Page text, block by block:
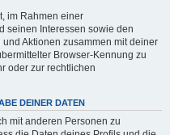
im Rahmen einer
seinen Interessen sowie den
Aktionen zusammen mit deiner
Browser-Kennung zu
oder zur rechtlichen
DEINER DATEN
mit anderen Personen zu